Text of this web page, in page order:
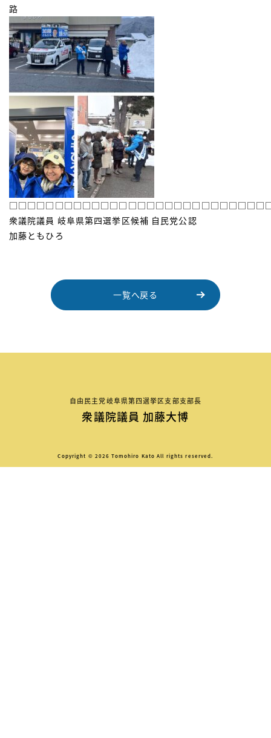
路
衆議院議員 岐阜県第四選挙区候補 自民党公認
加藤ともひろ
一覧へ戻る
自由民主党岐阜県第四選挙区支部支部長
衆議院議員 加藤大博
Copyright © 2026 Tomohiro Kato All rights reserved.